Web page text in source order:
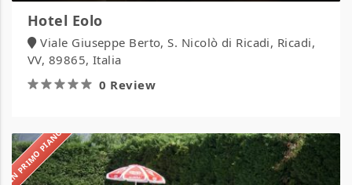
Hotel Eolo
Viale Giuseppe Berto, S. Nicolò di Ricadi, Ricadi,
VV, 89865, Italia
0 Review
IN PRIMO PIANO
Hotel
Felix